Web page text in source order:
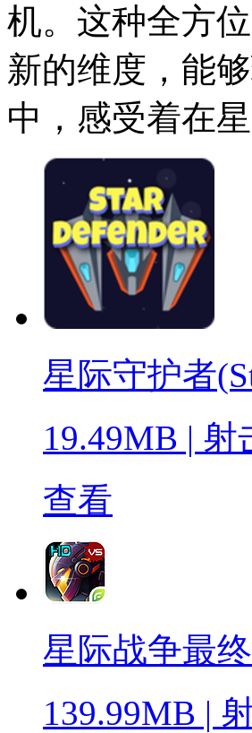
机。这种全方
新的维度，能
中，感受着在
星际守护者
19.49MB | 射
查看
星际战争最
139.99MB |